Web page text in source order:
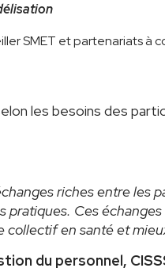
SMET et partenariats à
les besoins des
riches entre les
pratiques. Ces
collectif en santé et
du personnel,